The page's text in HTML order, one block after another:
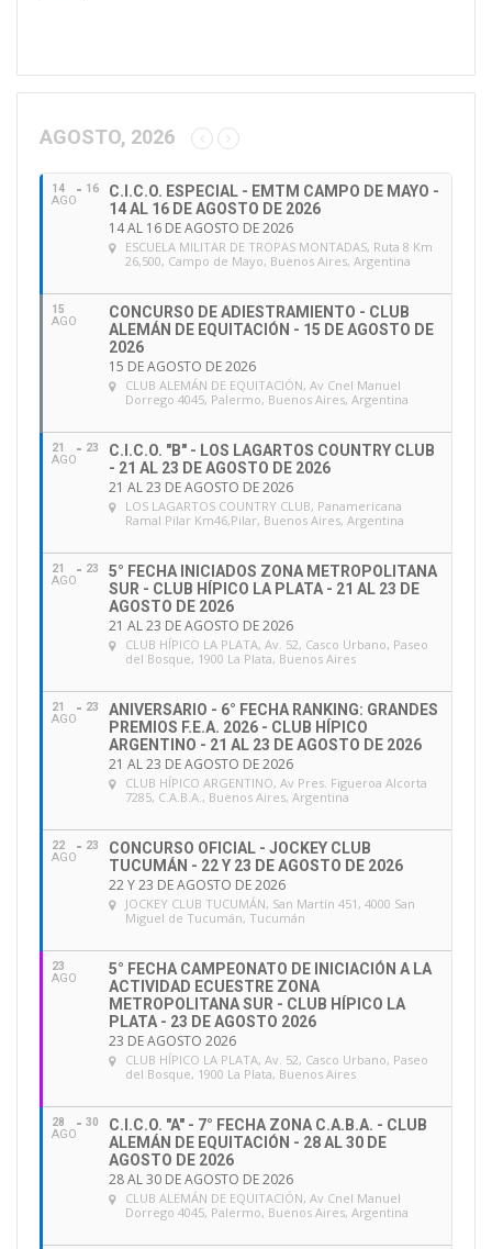
e
c
ó
AGOSTO, 2026
14
AGO
16
C.I.C.O. ESPECIAL - EMTM CAMPO DE MAYO -
14 AL 16 DE AGOSTO DE 2026
14 AL 16 DE AGOSTO DE 2026
ESCUELA MILITAR DE TROPAS MONTADAS, Ruta 8 Km
26,500, Campo de Mayo, Buenos Aires, Argentina
15
AGO
CONCURSO DE ADIESTRAMIENTO - CLUB
ALEMÁN DE EQUITACIÓN - 15 DE AGOSTO DE
2026
15 DE AGOSTO DE 2026
CLUB ALEMÁN DE EQUITACIÓN, Av Cnel Manuel
Dorrego 4045, Palermo, Buenos Aires, Argentina
21
AGO
23
C.I.C.O. "B" - LOS LAGARTOS COUNTRY CLUB
- 21 AL 23 DE AGOSTO DE 2026
21 AL 23 DE AGOSTO DE 2026
LOS LAGARTOS COUNTRY CLUB, Panamericana
Ramal Pilar Km46,Pilar, Buenos Aires, Argentina
21
AGO
23
5° FECHA INICIADOS ZONA METROPOLITANA
SUR - CLUB HÍPICO LA PLATA - 21 AL 23 DE
AGOSTO DE 2026
21 AL 23 DE AGOSTO DE 2026
CLUB HÍPICO LA PLATA, Av. 52, Casco Urbano, Paseo
del Bosque, 1900 La Plata, Buenos Aires
21
AGO
23
ANIVERSARIO - 6° FECHA RANKING: GRANDES
PREMIOS F.E.A. 2026 - CLUB HÍPICO
ARGENTINO - 21 AL 23 DE AGOSTO DE 2026
21 AL 23 DE AGOSTO DE 2026
CLUB HÍPICO ARGENTINO, Av Pres. Figueroa Alcorta
7285, C.A.B.A., Buenos Aires, Argentina
22
AGO
23
CONCURSO OFICIAL - JOCKEY CLUB
TUCUMÁN - 22 Y 23 DE AGOSTO DE 2026
22 Y 23 DE AGOSTO DE 2026
JOCKEY CLUB TUCUMÁN, San Martín 451, 4000 San
Miguel de Tucumán, Tucumán
23
AGO
5° FECHA CAMPEONATO DE INICIACIÓN A LA
ACTIVIDAD ECUESTRE ZONA
METROPOLITANA SUR - CLUB HÍPICO LA
PLATA - 23 DE AGOSTO 2026
23 DE AGOSTO 2026
CLUB HÍPICO LA PLATA, Av. 52, Casco Urbano, Paseo
del Bosque, 1900 La Plata, Buenos Aires
28
AGO
30
C.I.C.O. "A" - 7° FECHA ZONA C.A.B.A. - CLUB
ALEMÁN DE EQUITACIÓN - 28 AL 30 DE
AGOSTO DE 2026
28 AL 30 DE AGOSTO DE 2026
CLUB ALEMÁN DE EQUITACIÓN, Av Cnel Manuel
Dorrego 4045, Palermo, Buenos Aires, Argentina